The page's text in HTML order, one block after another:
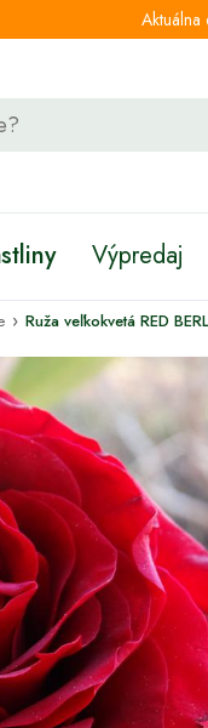
Aktuálna
Výpredaj
› Ruža veľkokvetá RED